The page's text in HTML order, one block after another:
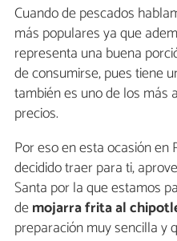
Cuando de pescados
más populares ya que
representa una buena
de consumirse, pues tiene
también es uno de los más
precios.
Por eso en esta ocasión en
decidido traer para ti,
Santa por la que estamos
demojarra frita al
preparación muy sencilla y